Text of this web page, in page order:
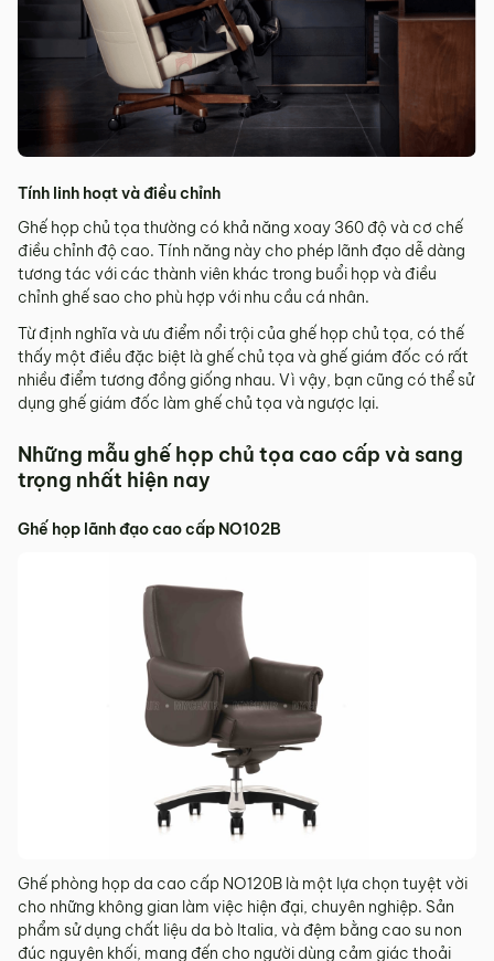
Tính linh hoạt và điều chỉnh
Ghế họp chủ tọa thường có khả năng xoay 360 độ và cơ chế
điều chỉnh độ cao. Tính năng này cho phép lãnh đạo dễ dàng
tương tác với các thành viên khác trong buổi họp và điều
chỉnh ghế sao cho phù hợp với nhu cầu cá nhân.
Từ định nghĩa và ưu điểm nổi trội của ghế họp chủ tọa, có thế
thấy một điều đặc biệt là ghế chủ tọa và ghế giám đốc có rất
nhiều điểm tương đồng giống nhau. Vì vậy, bạn cũng có thể sử
dụng ghế giám đốc làm ghế chủ tọa và ngược lại.
Những mẫu ghế họp chủ tọa cao cấp và sang
trọng nhất hiện nay
Ghế họp lãnh đạo cao cấp NO102B
Ghế phòng họp da cao cấp NO120B là một lựa chọn tuyệt vời
cho những không gian làm việc hiện đại, chuyên nghiệp. Sản
phẩm sử dụng chất liệu da bò Italia, và đệm bằng cao su non
đúc nguyên khối, mang đến cho người dùng cảm giác thoải